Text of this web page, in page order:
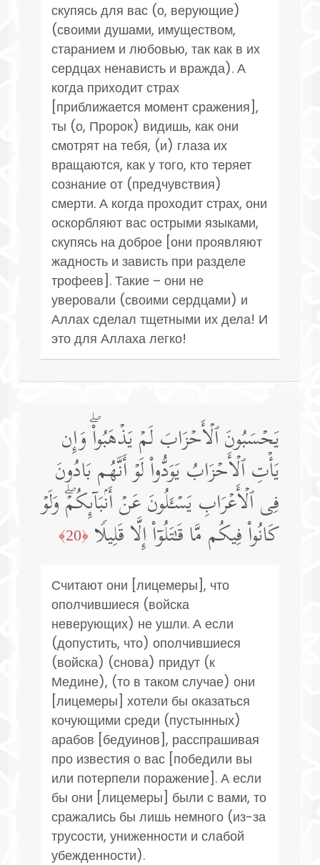
скупясь для вас (о, верующие)
(своими душами, имуществом,
старанием и любовью, так как в их
сердцах ненависть и вражда). А
когда приходит страх
[приближается момент сражения],
ты (о, Пророк) видишь, как они
смотрят на тебя, (и) глаза их
вращаются, как у того, кто теряет
сознание от (предчувствия)
смерти. А когда проходит страх, они
оскорбляют вас острыми языками,
скупясь на доброе [они проявляют
жадность и зависть при разделе
трофеев]. Такие – они не
уверовали (своими сердцами) и
Аллах сделал тщетными их дела! И
это для Аллаха легко!
یَحۡسَبُونَ ٱلۡأَحۡزَابَ لَمۡ یَذۡهَبُوا۟ۖ وَإِن
یَأۡتِ ٱلۡأَحۡزَابُ یَوَدُّوا۟ لَوۡ أَنَّهُم بَادُونَ
فِی ٱلۡأَعۡرَابِ یَسۡـَٔلُونَ عَنۡ أَنۢبَاۤىِٕكُمۡۖ وَلَوۡ
كَانُوا۟ فِیكُم مَّا قَـٰتَلُوۤا۟ إِلَّا قَلِیلࣰا ﴿20﴾
Считают они [лицемеры], что
ополчившиеся (войска
неверующих) не ушли. А если
(допустить, что) ополчившиеся
(войска) (снова) придут (к
Медине), (то в таком случае) они
[лицемеры] хотели бы оказаться
кочующими среди (пустынных)
арабов [бедуинов], расспрашивая
про известия о вас [победили вы
или потерпели поражение]. А если
бы они [лицемеры] были с вами, то
сражались бы лишь немного (из-за
трусости, униженности и слабой
убежденности).